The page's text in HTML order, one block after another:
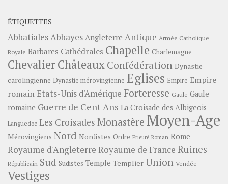
ÉTIQUETTES
Abbatiales Abbayes Angleterre Antique Armée Catholique
Royale Barbares Cathédrales Chapelle Charlemagne
ChevalierChâteauxConfédération Dynastie
carolingienne Dynastie mérovingienne Eglises Empire Empire
romainEtats-Unis d'Amérique Forteresse Gaule Gaule
romaine Guerre de Cent Ans La Croisade des Albigeois
Languedoc Les Croisades Monastère Moyen-Age
Mérovingiens Nord Nordistes Ordre Prieuré Roman Rome
Royaume d'Angleterre Royaume de France Ruines
Républicain Sud Sudistes Temple Templier Union Vendée
Vestiges